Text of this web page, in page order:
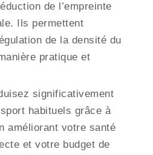
de l’empreinte
Ils permettent
de la densité du
pratique et
significativement
habituels grâce à
améliorant votre santé
et votre budget de